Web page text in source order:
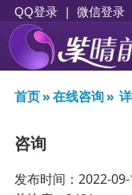
QQ登录 | 微信登录
首页»在线咨询»
咨询
发布时间：2022-